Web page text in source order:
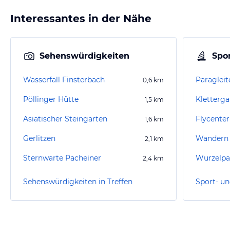
Interessantes in der Nähe
Sehenswürdigkeiten
Wasserfall Finsterbach 0,6 km
Pöllinger Hütte 1,5 km
Asiatischer Steingarten 1,6 km
Gerlitzen 2,1 km
Sternwarte Pacheiner 2,4 km
Sehenswürdigkeiten in Treffen Sport-